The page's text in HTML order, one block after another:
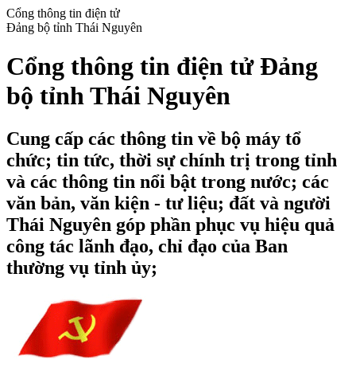
Cổng thông tin điện tử
Đảng bộ tỉnh Thái Nguyên
Cổng thông tin điện tử Đảng
bộ tỉnh Thái Nguyên
Cung cấp các thông tin về bộ máy tổ
chức; tin tức, thời sự chính trị trong tỉnh
và các thông tin nổi bật trong nước; các
văn bản, văn kiện - tư liệu; đất và người
Thái Nguyên góp phần phục vụ hiệu quả
công tác lãnh đạo, chỉ đạo của Ban
thường vụ tỉnh ủy;